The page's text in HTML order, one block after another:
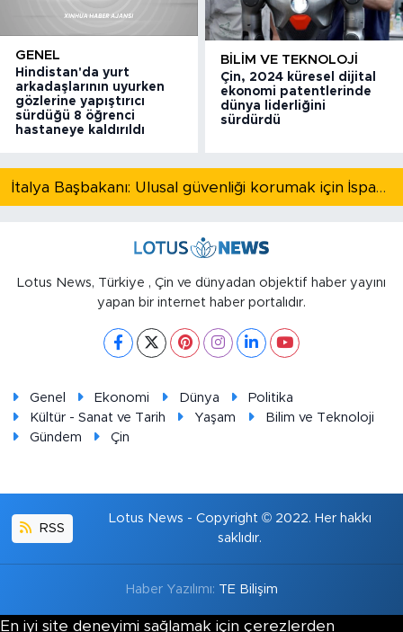
GENEL
Hindistan'da yurt
arkadaşlarının uyurken
gözlerine yapıştırıcı
sürdüğü 8 öğrenci
hastaneye kaldırıldı
BILIM VE TEKNOLOJI
Çin, 2024 küresel dijital
ekonomi patentlerinde
dünya liderliğini
sürdürdü
İtalya Başbakanı: Ulusal güvenliği korumak için İspanya ile Schengen kapsamındaki serbest dolaşımı askıya alıyoruz
Lotus News, Türkiye , Çin ve dünyadan objektif haber yayını
yapan bir internet haber portalıdır.
Genel Ekonomi Dünya
Politika
Kültür - Sanat ve Tarih
Yaşam
Bilim ve Teknoloji
Gündem
Çin
RSS
Lotus News - Copyright © 2022. Her hakkı
saklıdır.
Haber Yazılımı: TE Bilişim
En iyi site deneyimi sağlamak için çerezlerden